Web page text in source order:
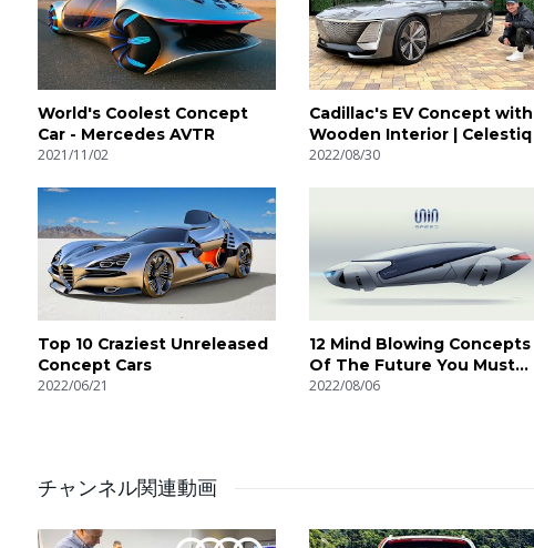
World's Coolest Concept
Car - Mercedes AVTR
2021/11/02
Cadillac's EV Concept with
Wooden Interior | Celestiq
2022/08/30
Top 10 Craziest Unreleased
Concept Cars
2022/06/21
12 Mind Blowing Concepts
Of The Future You Must
See
2022/08/06
チャンネル関連動画